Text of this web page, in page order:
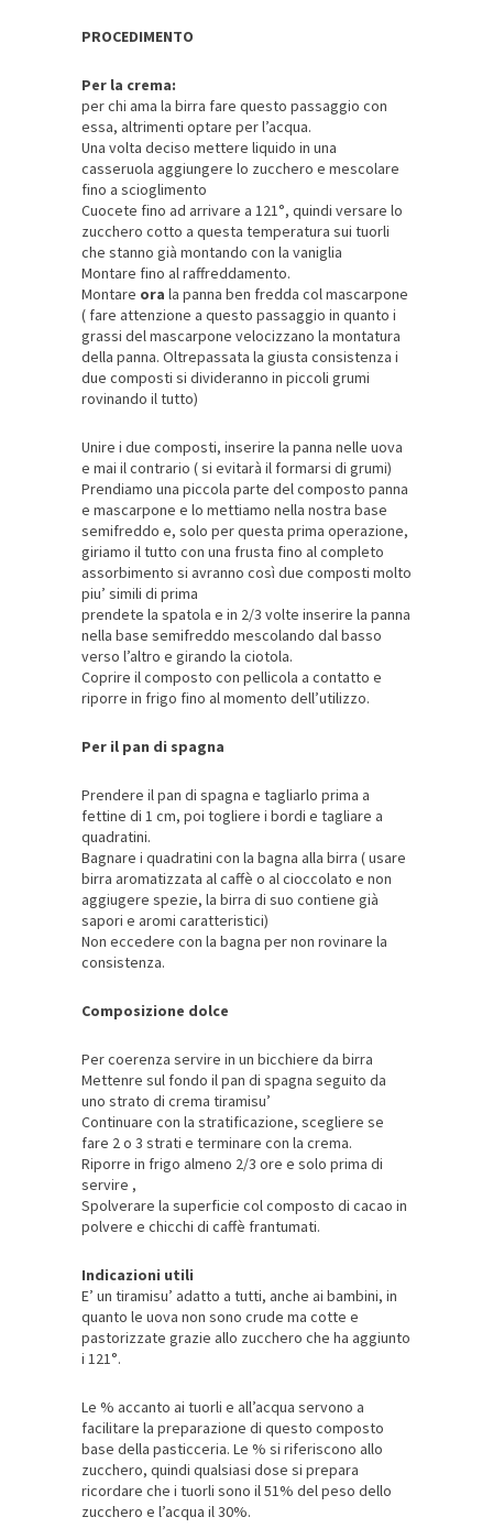
PROCEDIMENTO
Per la crema:
per chi ama la birra fare questo passaggio con
essa, altrimenti optare per l’acqua.
Una volta deciso mettere liquido in una
casseruola aggiungere lo zucchero e mescolare
fino a scioglimento
Cuocete fino ad arrivare a 121°, quindi versare lo
zucchero cotto a questa temperatura sui tuorli
che stanno già montando con la vaniglia
Montare fino al raffreddamento.
Montare ora la panna ben fredda col mascarpone
( fare attenzione a questo passaggio in quanto i
grassi del mascarpone velocizzano la montatura
della panna. Oltrepassata la giusta consistenza i
due composti si divideranno in piccoli grumi
rovinando il tutto)
Unire i due composti, inserire la panna nelle uova
e mai il contrario ( si evitarà il formarsi di grumi)
Prendiamo una piccola parte del composto panna
e mascarpone e lo mettiamo nella nostra base
semifreddo e, solo per questa prima operazione,
giriamo il tutto con una frusta fino al completo
assorbimento si avranno così due composti molto
piu’ simili di prima
prendete la spatola e in 2/3 volte inserire la panna
nella base semifreddo mescolando dal basso
verso l’altro e girando la ciotola.
Coprire il composto con pellicola a contatto e
riporre in frigo fino al momento dell’utilizzo.
Per il pan di spagna
Prendere il pan di spagna e tagliarlo prima a
fettine di 1 cm, poi togliere i bordi e tagliare a
quadratini.
Bagnare i quadratini con la bagna alla birra ( usare
birra aromatizzata al caffè o al cioccolato e non
aggiugere spezie, la birra di suo contiene già
sapori e aromi caratteristici)
Non eccedere con la bagna per non rovinare la
consistenza.
Composizione dolce
Per coerenza servire in un bicchiere da birra
Mettenre sul fondo il pan di spagna seguito da
uno strato di crema tiramisu’
Continuare con la stratificazione, scegliere se
fare 2 o 3 strati e terminare con la crema.
Riporre in frigo almeno 2/3 ore e solo prima di
servire ,
Spolverare la superficie col composto di cacao in
polvere e chicchi di caffè frantumati.
Indicazioni utili
E’ un tiramisu’ adatto a tutti, anche ai bambini, in
quanto le uova non sono crude ma cotte e
pastorizzate grazie allo zucchero che ha aggiunto
i 121°.
Le % accanto ai tuorli e all’acqua servono a
facilitare la preparazione di questo composto
base della pasticceria. Le % si riferiscono allo
zucchero, quindi qualsiasi dose si prepara
ricordare che i tuorli sono il 51% del peso dello
zucchero e l’acqua il 30%.